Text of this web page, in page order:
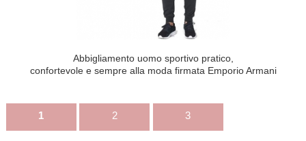
Abbigliamento uomo sportivo pratico,
confortevole e sempre alla moda firmata Emporio Armani
1 2 3